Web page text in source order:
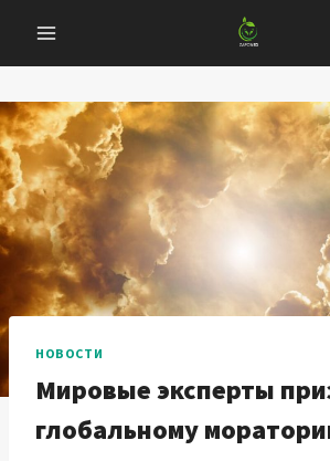
содержанию
НОВОСТИ
Мировые эксперты
глобальному